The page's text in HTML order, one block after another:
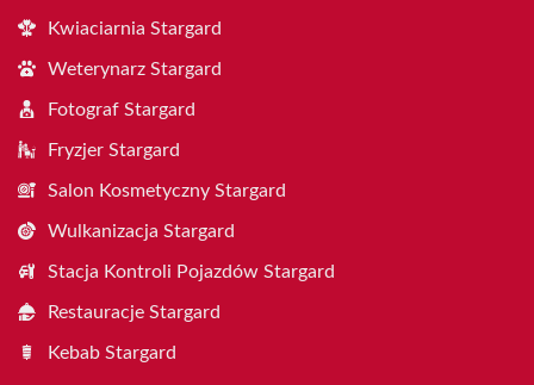
Kwiaciarnia Stargard
Weterynarz Stargard
Fotograf Stargard
Fryzjer Stargard
Salon Kosmetyczny Stargard
Wulkanizacja Stargard
Stacja Kontroli Pojazdów Stargard
Restauracje Stargard
Kebab Stargard